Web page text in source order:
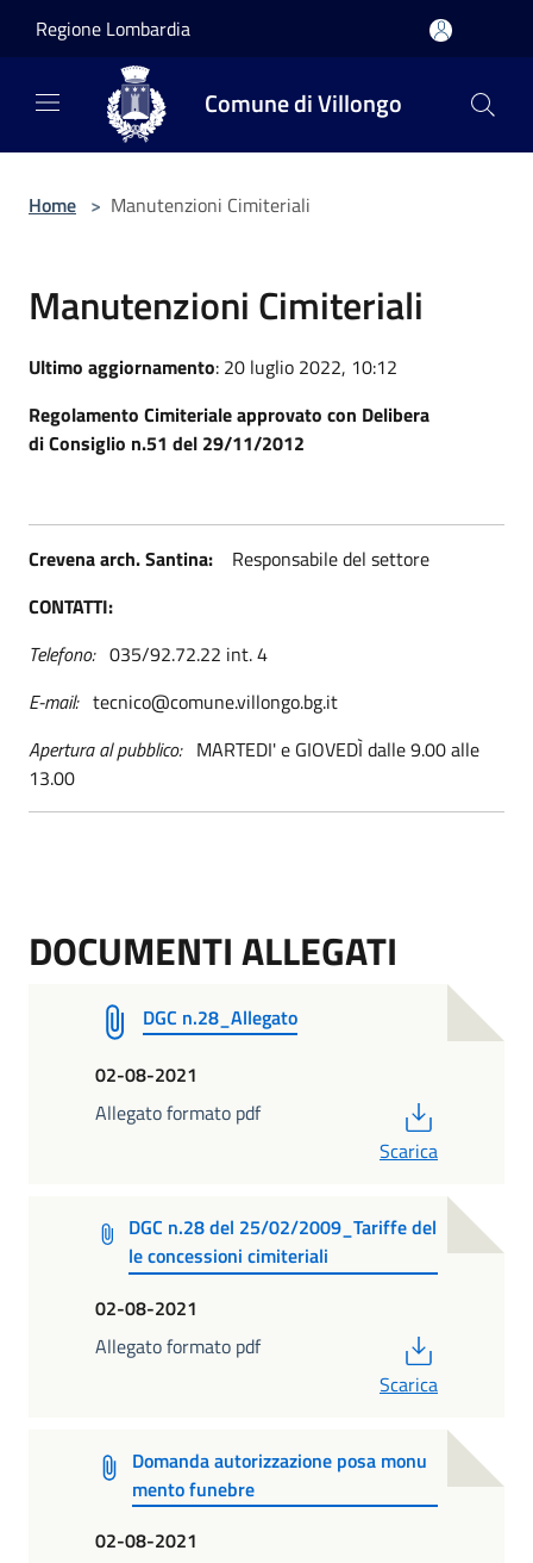
Regione Lombardia
Comune di Villongo
Home > Manutenzioni Cimiteriali
Manutenzioni Cimiteriali
Ultimo aggiornamento: 20 luglio 2022, 10:12
Regolamento Cimiteriale approvato con Delibera
di Consiglio n.51 del 29/11/2012
Crevena arch. Santina: Responsabile del settore
CONTATTI:
Telefono: 035/92.72.22 int. 4
E-mail: tecnico@comune.villongo.bg.it
Apertura al pubblico: MARTEDI' e GIOVEDÌ dalle 9.00 alle
13.00
DOCUMENTI ALLEGATI
DGC n.28_Allegato
02-08-2021
Allegato formato pdf
Scarica
DGC n.28 del 25/02/2009_Tariffe del
le concessioni cimiteriali
02-08-2021
Allegato formato pdf
Scarica
Domanda autorizzazione posa monu
mento funebre
02-08-2021